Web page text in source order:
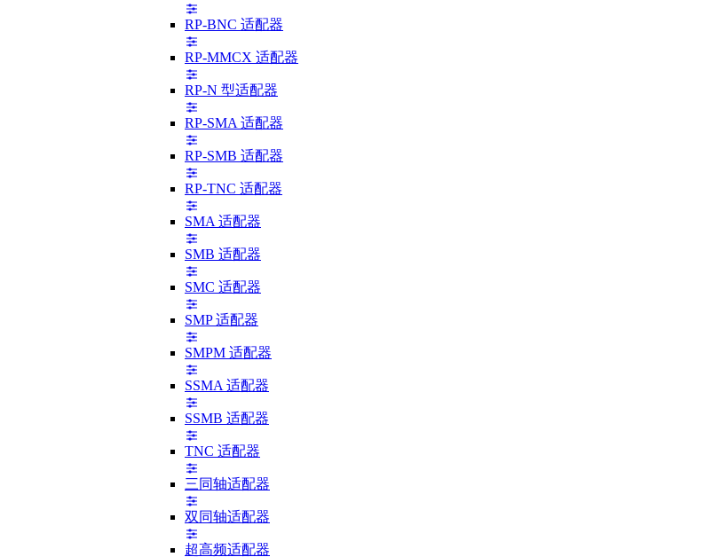
RP-BNC 适配器
RP-MMCX 适配器
RP-N 型适配器
RP-SMA 适配器
RP-SMB 适配器
RP-TNC 适配器
SMA 适配器
SMB 适配器
SMC 适配器
SMP 适配器
SMPM 适配器
SSMA 适配器
SSMB 适配器
TNC 适配器
三同轴适配器
双同轴适配器
超高频适配器